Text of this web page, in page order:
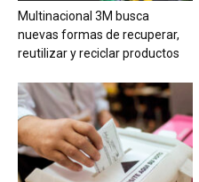
Multinacional 3M busca
nuevas formas de recuperar,
reutilizar y reciclar productos